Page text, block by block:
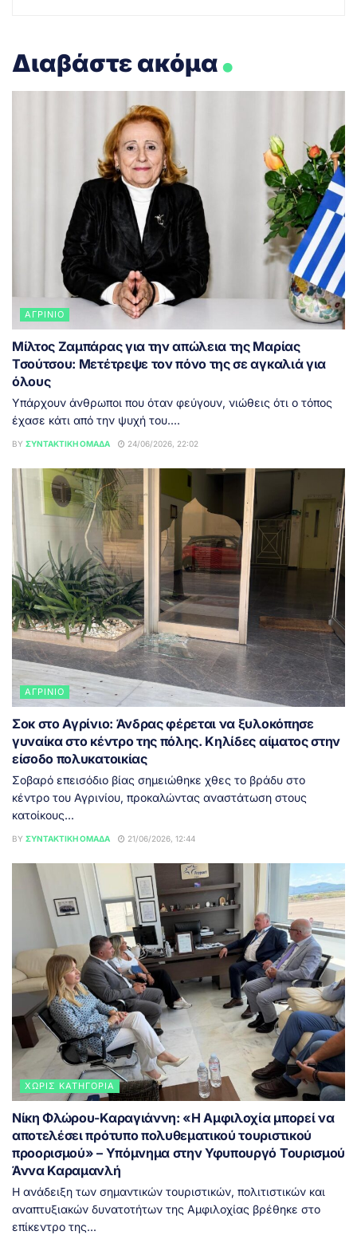
Διαβάστε ακόμα.
ΑΓΡΊΝΙΟ
Μίλτος Ζαμπάρας για την απώλεια της Μαρίας
Τσούτσου: Μετέτρεψε τον πόνο της σε αγκαλιά για
όλους
Υπάρχουν άνθρωποι που όταν φεύγουν, νιώθεις ότι ο τόπος
έχασε κάτι από την ψυχή του....
BY ΣΥΝΤΑΚΤΙΚΉ ΟΜΆΔΑ 24/06/2026, 22:02
ΑΓΡΊΝΙΟ
Σοκ στο Αγρίνιο: Άνδρας φέρεται να ξυλοκόπησε
γυναίκα στο κέντρο της πόλης. Κηλίδες αίματος στην
είσοδο πολυκατοικίας
Σοβαρό επεισόδιο βίας σημειώθηκε χθες το βράδυ στο
κέντρο του Αγρινίου, προκαλώντας αναστάτωση στους
κατοίκους...
BY ΣΥΝΤΑΚΤΙΚΉ ΟΜΆΔΑ 21/06/2026, 12:44
ΧΩΡΊΣ ΚΑΤΗΓΟΡΊΑ
Νίκη Φλώρου-Καραγιάννη: «Η Αμφιλοχία μπορεί να
αποτελέσει πρότυπο πολυθεματικού τουριστικού
προορισμού» – Υπόμνημα στην Υφυπουργό Τουρισμού
Άννα Καραμανλή
Η ανάδειξη των σημαντικών τουριστικών, πολιτιστικών και
αναπτυξιακών δυνατοτήτων της Αμφιλοχίας βρέθηκε στο
επίκεντρο της...